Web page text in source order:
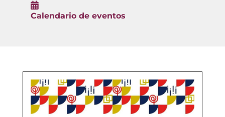

Calendario de eventos